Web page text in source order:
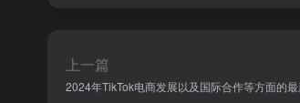
上一篇
2024年TikTok电商发展以及国际合作等方面的